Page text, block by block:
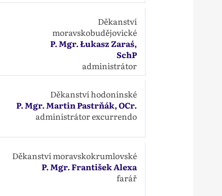
Děkanství
moravskobudějovické
P. Mgr. Łukasz Zaraś,
SchP
administrátor
Děkanství hodonínské
P. Mgr. Martin Pastrňák, OCr.
administrátor excurrendo
Děkanství moravskokrumlovské
P. Mgr. František Alexa
farář